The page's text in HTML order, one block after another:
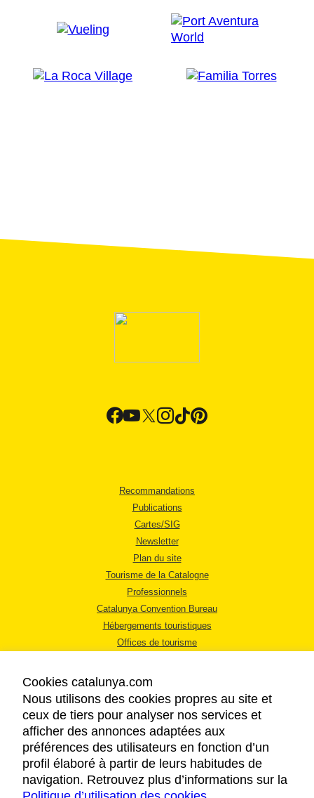
Recommandations
Publications
Cartes/SIG
Newsletter
Plan du site
Tourisme de la Catalogne
Professionnels
Catalunya Convention Bureau
Hébergements touristiques
Offices de tourisme
MENTIONS LÉGALES
RÈGLES DE CONFIDENTIALITÉ
COOKIES
ACCESSIBILITÉ
Cookies catalunya.com
Nous utilisons des cookies propres au site et
ceux de tiers pour analyser nos services et
afficher des annonces adaptées aux
préférences des utilisateurs en fonction d’un
profil élaboré à partir de leurs habitudes de
navigation. Retrouvez plus d’informations sur la